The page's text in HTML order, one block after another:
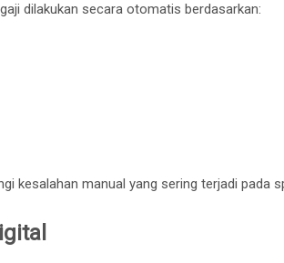
dilakukan secara otomatis berdasarkan:
kesalahan manual yang sering terjadi pada